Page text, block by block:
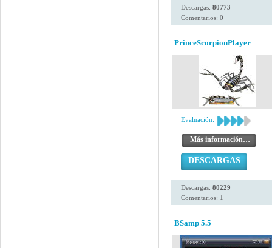
Descargas: 80773
Comentarios: 0
PrinceScorpionPlayer
Evaluación:
Más información…
DESCARGAS
Descargas: 80229
Comentarios: 1
BSamp 5.5